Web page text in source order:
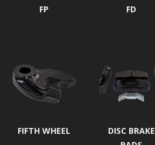
FP FD
FIFTH WHEEL
DISC BRAKE